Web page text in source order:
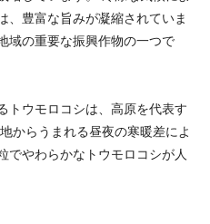
、豊富な旨みが凝縮されていま
域の重要な振興作物の一つで
トウモロコシは、高原を代表す
からうまれる昼夜の寒暖差によ
でやわらかなトウモロコシが人